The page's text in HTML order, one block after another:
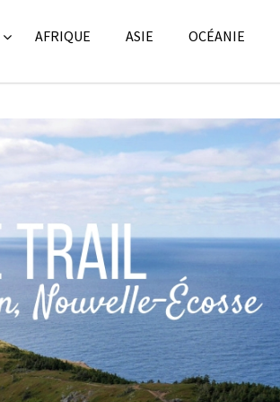
AFRIQUE ASIE OCÉANIE
Amérique du Nord Amériques,Blog